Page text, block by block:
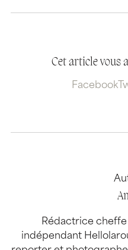
Cet article vous
Facebook
Rédactrice
indépendant